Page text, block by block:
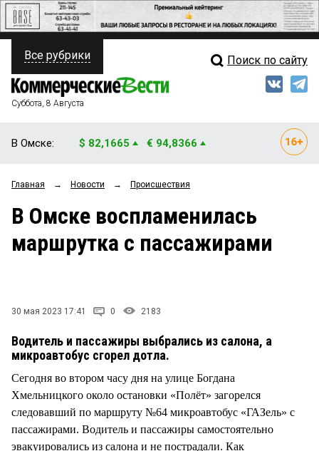
ПОЛИТИКА
ФИНАНСЫ
ОБЩЕСТВО
ЗАКОН
НОВОСТИ КОМПАНИЙ
Свежий выпуск
Мнения
Рейтинги
Блоги
Все рубрики Поиск по сайту
Суббота, 8 Августа
В Омске: $ 82,1665 € 94,8366
Главная → Новости → Происшествия
В Омске воспламенилась
маршрутка с пассажирами
30 мая 2023 17:41 0 2183
Водитель и пассажиры выбрались из салона, а
микроавтобус сгорел дотла.
Сегодня во втором часу дня на улице Богдана
Хмельницкого около остановки «Полёт» загорелся
следовавший по маршруту №64 микроавтобус «ГАЗель» с
пассажирами. Водитель и пассажиры самостоятельно
эвакуировались из салона и не пострадали. Как